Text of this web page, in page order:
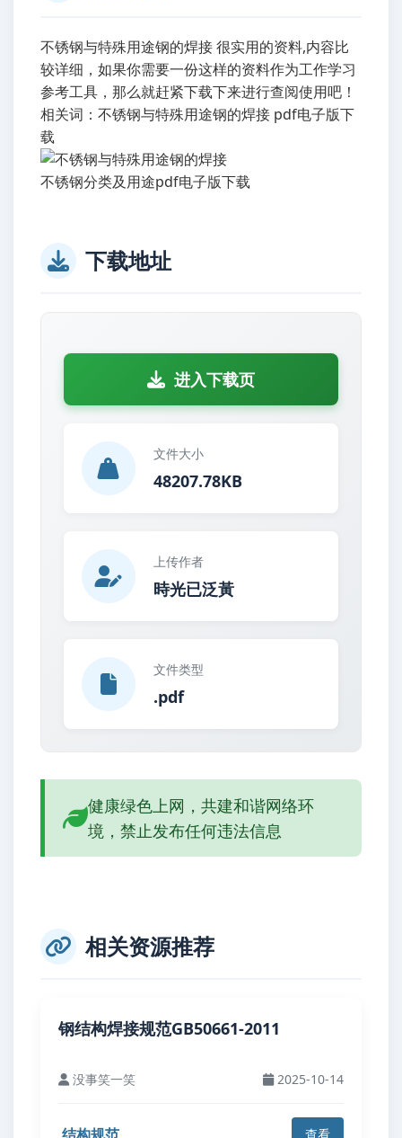
不锈钢与特殊用途钢的焊接 很实用的资料,内容比
较详细，如果你需要一份这样的资料作为工作学习
参考工具，那么就赶紧下载下来进行查阅使用吧！
相关词：不锈钢与特殊用途钢的焊接 pdf电子版下
载
不锈钢分类及用途pdf电子版下载
下载地址
进入下载页
文件大小
48207.78KB
上传作者
時光已泛黃
文件类型
.pdf
健康绿色上网，共建和谐网络环
境，禁止发布任何违法信息
相关资源推荐
钢结构焊接规范GB50661-2011
没事笑一笑 2025-10-14
结构规范 查看